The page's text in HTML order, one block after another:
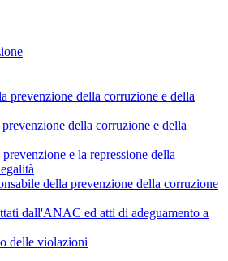
prevenzione della corruzione e della
della corruzione e della
e la repressione della
della prevenzione della corruzione
dall'ANAC ed atti di adeguamento a
delle violazioni